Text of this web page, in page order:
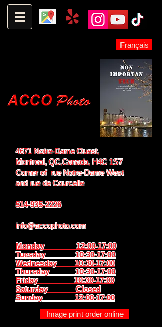
Français
4671 Notre-Dame Ouest,
Montreal, QC,Canada, H4C 1S7
Corner of rue Notre-Dame West
andrue de Courcelle
514-935-2226
info@accophoto.com
Monday 12:00-17:00
Tuesday 10:30-17:00
Wednesday 10:30-17:00
Thursday 10:30-17:00
Friday 10:30-17:00
Saturday Closed
Sunday 12:00-17:00
Image print order online